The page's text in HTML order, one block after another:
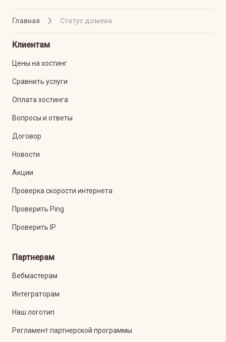
Главная Статус домена
Клиентам
Цены на хостинг
Сравнить услуги
Оплата хостинга
Вопросы и ответы
Договор
Новости
Акции
Проверка скорости интернета
Проверить Ping
Проверить IP
Партнерам
Вебмастерам
Интеграторам
Наш логотип
Регламент партнерской программы